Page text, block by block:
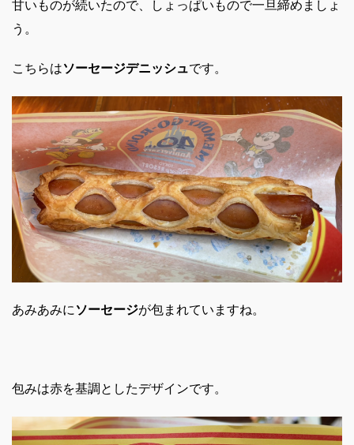
甘いものが続いたので、しょっぱいもので一旦締めましょ
う。
こちらはソーセージデニッシュです。
あみあみに ソーセージが包まれていますね。
包みは赤を基調としたデザインです。